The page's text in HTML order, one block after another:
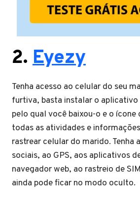
2. Eyezy
Tenha acesso ao celular do seu
furtiva, basta instalar o aplicativo
pelo qual você baixou-o e o
todas as atividades e
rastrear celular do marido. Tenha
sociais, ao GPS, aos aplicativos
navegador web, ao rastreio de
ainda pode ficar no modo oculto.